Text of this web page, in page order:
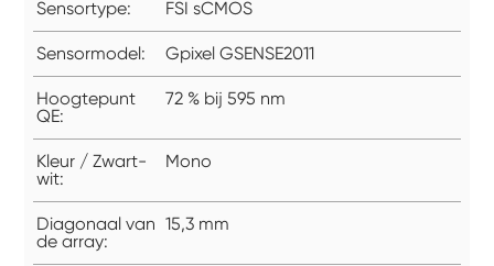
Sensortype: FSI sCMOS
Sensormodel: Gpixel GSENSE2011
Hoogtepunt
QE:
72 % bij 595 nm
Kleur / Zwart-
wit:
Mono
Diagonaal van
de array:
15,3 mm